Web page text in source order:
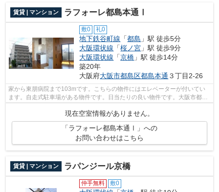
賃貸 | マンション ラフォーレ都島本通Ⅰ
敷0 礼0
地下鉄谷町線 「都島 」駅 徒歩5分
大阪環状線 「桜ノ宮 」駅 徒歩9分
大阪環状線 「京橋 」駅 徒歩14分
築20年
大阪府大阪市都島区都島本通 ３丁目2-26
家から東朋病院まで103mです。こちらの物件にはエレベーターが付いてい
ます。自走式駐車場がある物件です。日当たりの良い物件です。大阪市都島
現在空室情報がありません。
「ラフォーレ都島本通Ⅰ」への
お問い合わせはこちら
賃貸 | マンション ラパンジール京橋
仲手無料 敷0